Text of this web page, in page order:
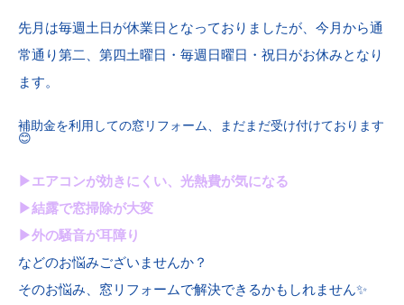
先月は毎週土日が休業日となっておりましたが、今月から通
常通り第二、第四土曜日・毎週日曜日・祝日がお休みとなり
ます。
補助金を利用しての窓リフォーム、まだまだ受け付けております
😊
▶エアコンが効きにくい、光熱費が気になる
▶結露で窓掃除が大変
▶外の騒音が耳障り
などのお悩みございませんか？
そのお悩み、窓リフォームで解決できるかもしれません✨